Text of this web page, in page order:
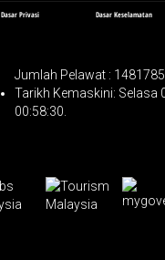
Dasar Privasi Dasar Keselamatan
Jumlah Pelawat : 1481785
Tarikh Kemaskini: Selasa
00:58:30.